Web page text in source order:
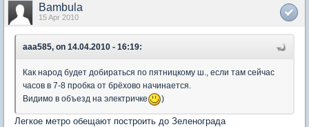
Bambula
15 Apr 2010
aaa585, on 14.04.2010 - 16:19:
Как народ будет добираться по пятницкому ш., если там сейчас
часов в 7-8 пробка от брёхово начинается.
Видимо в объезд на электричке
)
Легкое метро обещают построить до Зеленограда